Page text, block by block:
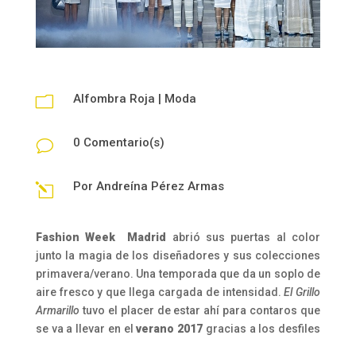
m Alfombra Roja | Moda
v 0 Comentario(s)
l Por Andreína Pérez Armas
Fashion Week Madrid
abrió sus puertas al color
junto la magia de los diseñadores y sus colecciones
primavera/verano. Una temporada que da un soplo de
aire fresco y que llega cargada de intensidad.El Grillo
Armarillo tuvo el placer de estar ahí para contaros que
se va a llevar en elverano 2017 gracias a los desfiles